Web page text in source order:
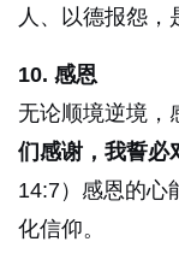
人、以德报怨，
10. 感恩
无论顺境逆境，
们感谢，我誓必
14:7）感恩的心
化信仰。